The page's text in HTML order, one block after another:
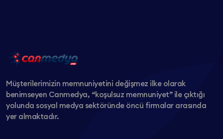
Müşterilerimizin memnuniyetini değişmez ilke olarak
benimseyen Canmedya, “koşulsuz memnuniyet” ile çıktığı
yolunda sosyal medya sektöründe öncü firmalar arasında
yer almaktadır.